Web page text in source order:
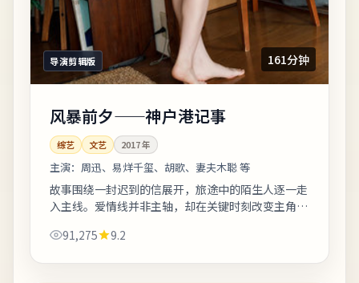
导演剪辑版 161分钟
风暴前夕——神户港记事
综艺 文艺 2017年
主演： 周迅、易烊千玺、胡歌、妻夫木聪 等
故事围绕一封迟到的信展开，旅途中的陌生人逐一走
入主线。爱情线并非主轴，却在关键时刻改变主角的
前后呼应。《风暴前夕——神户港记事》是...
91,275 9.2